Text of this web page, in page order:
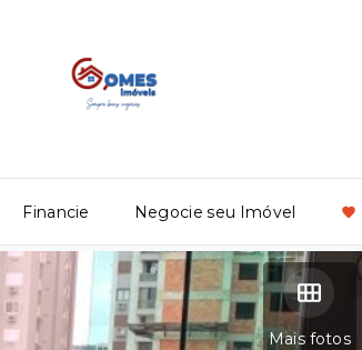
Financie Negocie seu Imóvel
Mais fotos